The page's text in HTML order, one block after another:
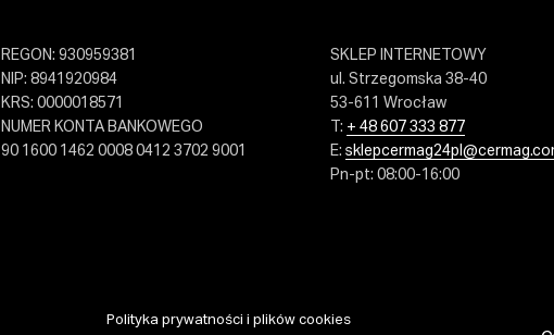
REGON: 930959381
NIP: 8941920984
KRS: 0000018571
NUMER KONTA BANKOWEGO
90 1600 1462 0008 0412 3702 9001
SKLEP INTERNETOWY
ul. Strzegomska 38-40
53-611 Wrocław
T: + 48 607 333 877
E:
Pn-pt: 08:00-16:00
Polityka prywatności i plików cookies